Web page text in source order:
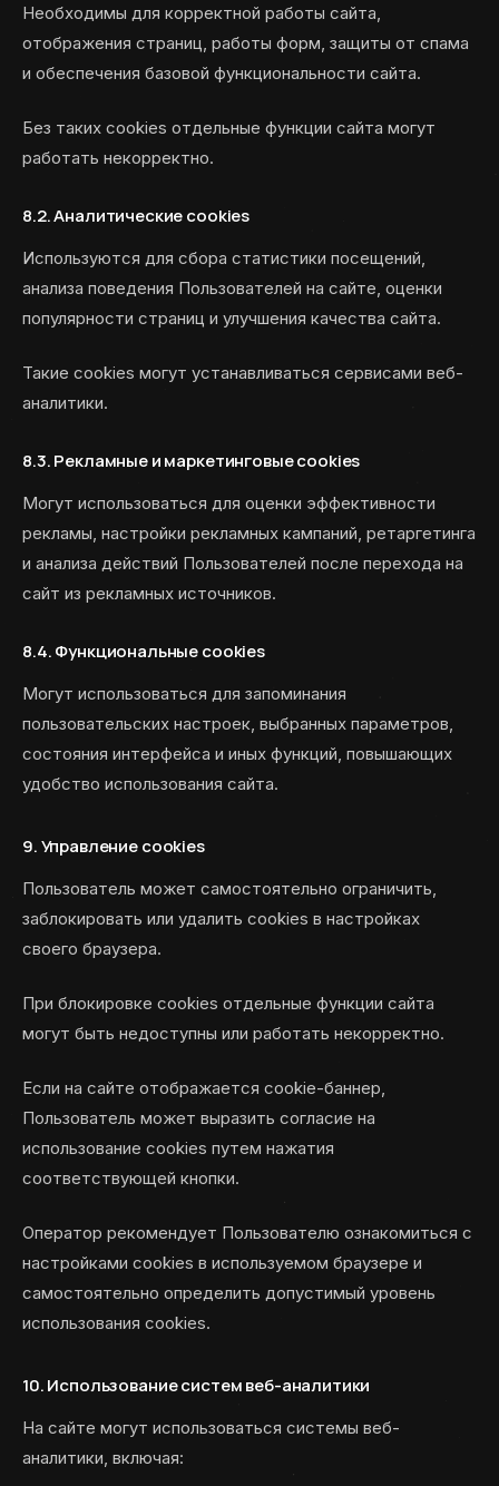
Необходимы для корректной работы сайта,
отображения страниц, работы форм, защиты от спама
и обеспечения базовой функциональности сайта.
Без таких cookies отдельные функции сайта могут
работать некорректно.
8.2. Аналитические cookies
Используются для сбора статистики посещений,
анализа поведения Пользователей на сайте, оценки
популярности страниц и улучшения качества сайта.
Такие cookies могут устанавливаться сервисами веб-
аналитики.
8.3. Рекламные и маркетинговые cookies
Могут использоваться для оценки эффективности
рекламы, настройки рекламных кампаний, ретаргетинга
и анализа действий Пользователей после перехода на
сайт из рекламных источников.
8.4. Функциональные cookies
Могут использоваться для запоминания
пользовательских настроек, выбранных параметров,
состояния интерфейса и иных функций, повышающих
удобство использования сайта.
9. Управление cookies
Пользователь может самостоятельно ограничить,
заблокировать или удалить cookies в настройках
своего браузера.
При блокировке cookies отдельные функции сайта
могут быть недоступны или работать некорректно.
Если на сайте отображается cookie-баннер,
Пользователь может выразить согласие на
использование cookies путем нажатия
соответствующей кнопки.
Оператор рекомендует Пользователю ознакомиться с
настройками cookies в используемом браузере и
самостоятельно определить допустимый уровень
использования cookies.
10. Использование систем веб-аналитики
На сайте могут использоваться системы веб-
аналитики, включая: